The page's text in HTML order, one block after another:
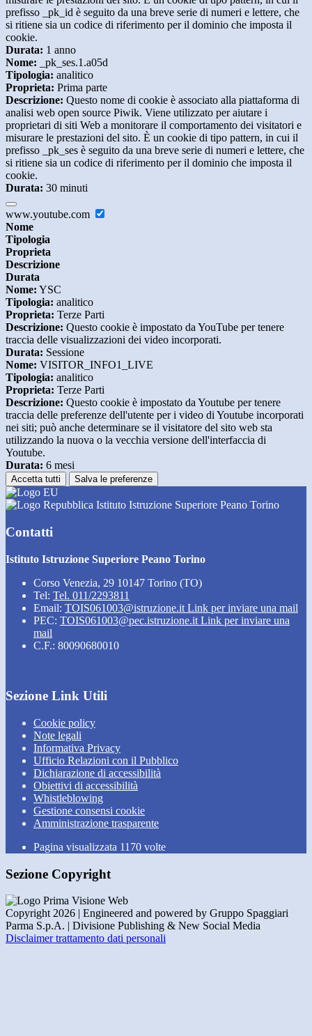
prefisso _pk_id è seguito da una breve serie di numeri e lettere, che
si ritiene sia un codice di riferimento per il dominio che imposta il
cookie.
Durata: 1 anno
Nome: _pk_ses.1.a05d
Tipologia: analitico
Proprieta: Prima parte
Descrizione: Questo nome di cookie è associato alla piattaforma di
analisi web open source Piwik. Viene utilizzato per aiutare i
proprietari di siti Web a monitorare il comportamento dei visitatori e
misurare le prestazioni del sito. È un cookie di tipo pattern, in cui il
prefisso _pk_ses è seguito da una breve serie di numeri e lettere, che
si ritiene sia un codice di riferimento per il dominio che imposta il
cookie.
Durata: 30 minuti
www.youtube.com
Nome
Tipologia
Proprieta
Descrizione
Durata
Nome: YSC
Tipologia: analitico
Proprieta: Terze Parti
Descrizione: Questo cookie è impostato da YouTube per tenere
traccia delle visualizzazioni dei video incorporati.
Durata: Sessione
Nome: VISITOR_INFO1_LIVE
Tipologia: analitico
Proprieta: Terze Parti
Descrizione: Questo cookie è impostato da Youtube per tenere
traccia delle preferenze dell'utente per i video di Youtube incorporati
nei siti; può anche determinare se il visitatore del sito web sta
utilizzando la nuova o la vecchia versione dell'interfaccia di
Youtube.
Durata: 6 mesi
Accetta tutti Salva le preferenze
Istituto Istruzione Superiore Peano Torino
Contatti
Istituto Istruzione Superiore Peano Torino
Corso Venezia, 29 10147 Torino (TO)
Tel: Tel. 011/2293811
Email: TOIS061003@istruzione.it Link per inviare una mail
PEC: TOIS061003@pec.istruzione.it Link per inviare una
mail
C.F.: 80090680010
Sezione Link Utili
Cookie policy
Note legali
Informativa Privacy
Ufficio Relazioni con il Pubblico
Dichiarazione di accessibilità
Obiettivi di accessibilità
Whistleblowing
Gestione consensi cookie
Amministrazione trasparente
Pagina visualizzata 1170 volte
Sezione Copyright
Copyright 2026 | Engineered and powered by Gruppo Spaggiari
Parma S.p.A. | Divisione Publishing & New Social Media
Disclaimer trattamento dati personali